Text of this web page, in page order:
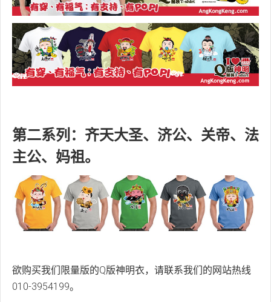
第二系列：齐天大圣、济公、关帝、法
主公、妈祖。
欲购买我们限量版的Q版神明衣，请联系我们的网站热线
010-3954199。